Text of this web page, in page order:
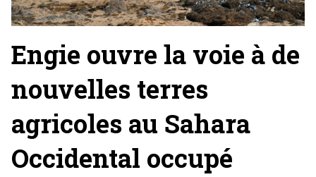
Engie ouvre la voie à de
nouvelles terres
agricoles au Sahara
Occidental occupé